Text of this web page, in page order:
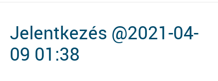
Jelentkezés @2021-04-
09 01:38